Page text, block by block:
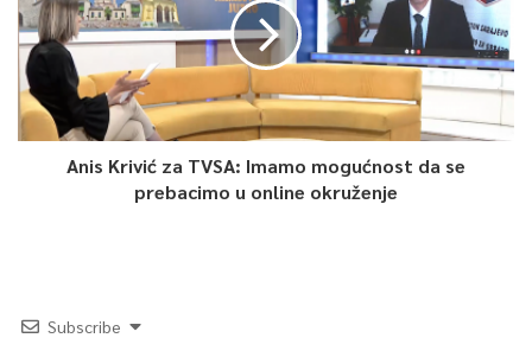
Anis Krivić za TVSA: Imamo mogućnost da se
prebacimo u online okruženje
Subscribe